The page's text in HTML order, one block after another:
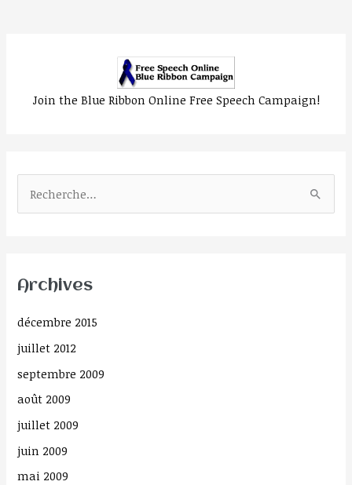
Join the Blue Ribbon Online Free Speech Campaign!
e
h
e
r
:
Archives
décembre 2015
juillet 2012
septembre 2009
août 2009
juillet 2009
juin 2009
mai 2009